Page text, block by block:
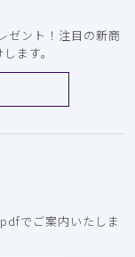
ゼント！注目の新商
ます。
でご案内いたしま